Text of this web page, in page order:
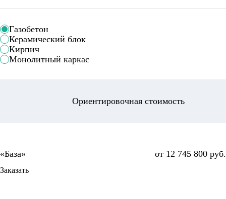
Газобетон
Керамический блок
Кирпич
Монолитный каркас
Ориентировочная стоимость
от 12 745 800 руб.
Заказать